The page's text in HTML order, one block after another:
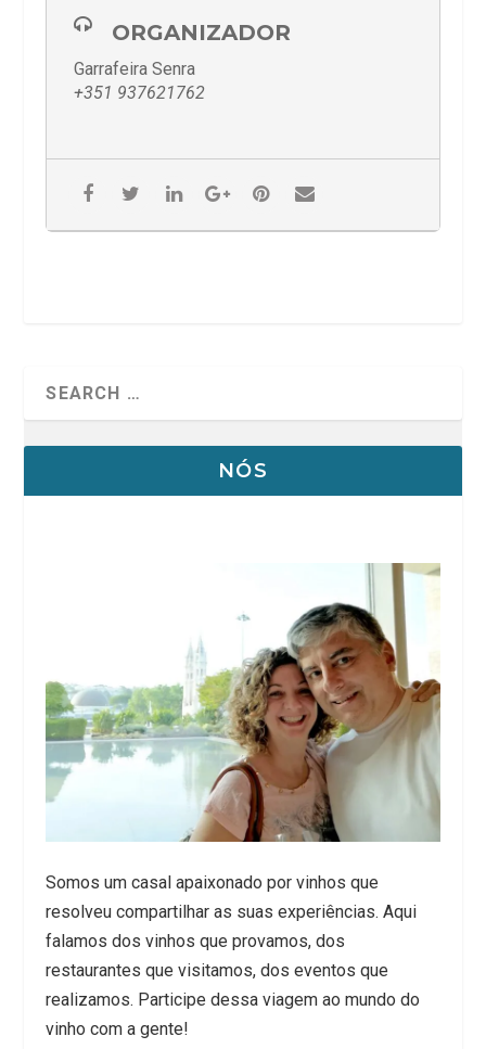
ORGANIZADOR
Garrafeira Senra
+351 937621762
NÓS
Somos um casal apaixonado por vinhos que
resolveu compartilhar as suas experiências. Aqui
falamos dos vinhos que provamos, dos
restaurantes que visitamos, dos eventos que
realizamos. Participe dessa viagem ao mundo do
vinho com a gente!